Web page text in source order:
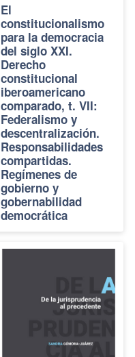
El
constitucionalismo
para la democracia
del siglo XXI.
Derecho
constitucional
iberoamericano
comparado, t. VII:
Federalismo y
descentralización.
Responsabilidades
compartidas.
Regímenes de
gobierno y
gobernabilidad
democrática